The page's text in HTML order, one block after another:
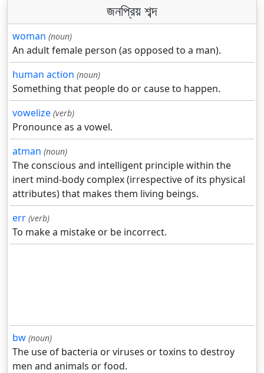
জনপ্রিয় শব্দ
woman (noun)
An adult female person (as opposed to a man).
human action (noun)
Something that people do or cause to happen.
vowelize (verb)
Pronounce as a vowel.
atman (noun)
The conscious and intelligent principle within the
inert mind-body complex (irrespective of its physical
attributes) that makes them living beings.
err (verb)
To make a mistake or be incorrect.
bw (noun)
The use of bacteria or viruses or toxins to destroy
men and animals or food.